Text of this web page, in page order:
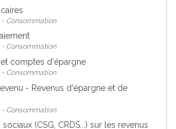
Consommation
Consommation
et comptes d'épargne
Consommation
- Revenus d'épargne et de
Consommation
(CSG, CRDS...) sur les revenus